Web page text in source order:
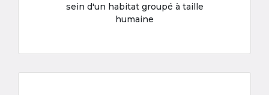
sein d'un habitat groupé à taille
humaine